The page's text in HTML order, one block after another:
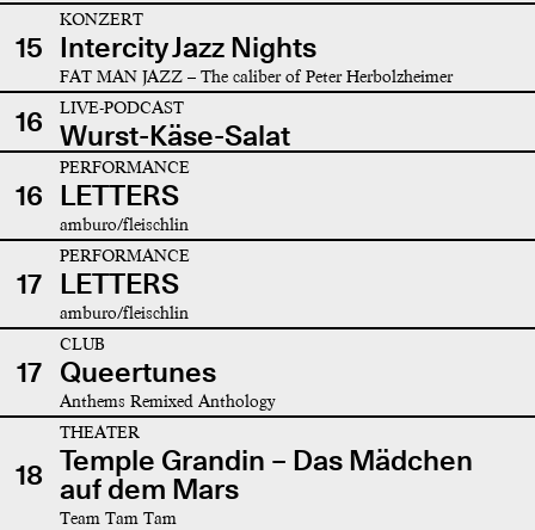
15
KONZERT
Intercity Jazz Nights
FAT MAN JAZZ – The caliber of Peter Herbolzheimer
16 LIVE-PODCAST
Wurst-Käse-Salat
16
PERFORMANCE
LETTERS
amburo/fleischlin
17
PERFORMANCE
LETTERS
amburo/fleischlin
17
CLUB
Queertunes
Anthems Remixed Anthology
18
THEATER
Temple Grandin – Das Mädchen
auf dem Mars
Team Tam Tam